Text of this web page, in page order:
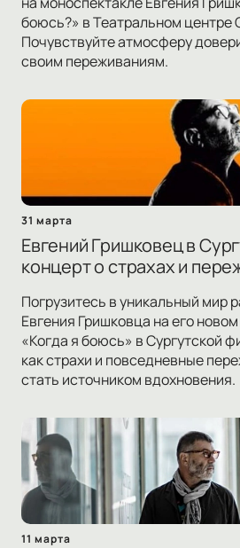
боюсь?» в Театральном центре
Почувствуйте атмосферу
своим переживаниям.
31 марта
Евгений Гришковец в
концерт о страхах и
Погрузитесь в уникальный мир
Евгения Гришковца на его
«Когда я боюсь» в Сургутской
как страхи и повседневные
стать источником вдохновения.
11 марта